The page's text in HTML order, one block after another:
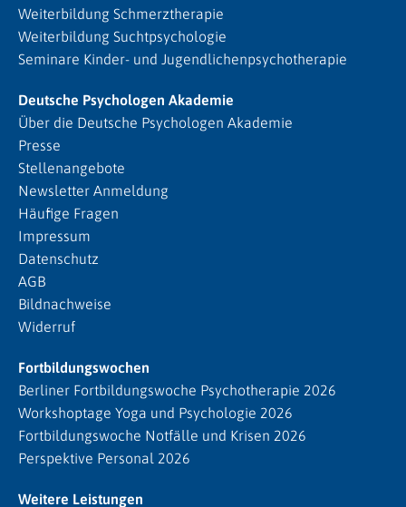
Weiterbildung Schmerztherapie
Weiterbildung Suchtpsychologie
Seminare Kinder- und Jugendlichenpsychotherapie
Deutsche Psychologen Akademie
Über die Deutsche Psychologen Akademie
Presse
Stellenangebote
Newsletter Anmeldung
Häufige Fragen
Impressum
Datenschutz
AGB
Bildnachweise
Widerruf
Fortbildungswochen
Berliner Fortbildungswoche Psychotherapie 2026
Workshoptage Yoga und Psychologie 2026
Fortbildungswoche Notfälle und Krisen 2026
Perspektive Personal 2026
Weitere Leistungen